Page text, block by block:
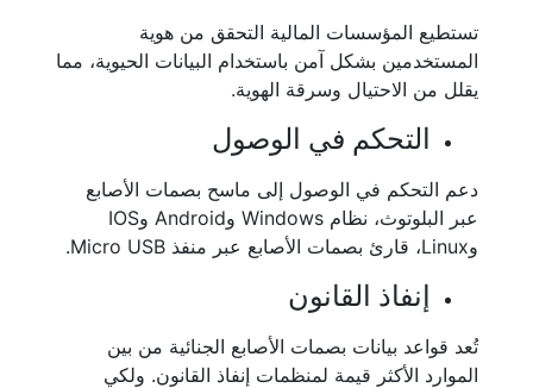
تستطيع المؤسسات المالية التحقق من هوية
المستخدمين بشكل آمن باستخدام البيانات الحيوية، مما
يقلل من الاحتيال وسرقة الهوية.
التحكم في الوصول
دعم التحكم في الوصول إلى ماسح بصمات الأصابع
عبر البلوتوث، نظام Windows وAndroid وIOS
وLinux، قارئ بصمات الأصابع عبر منفذ Micro USB.
إنفاذ القانون
تُعد قواعد بيانات بصمات الأصابع الجنائية من بين
الموارد الأكثر قيمة لمنظمات إنفاذ القانون. ولكي